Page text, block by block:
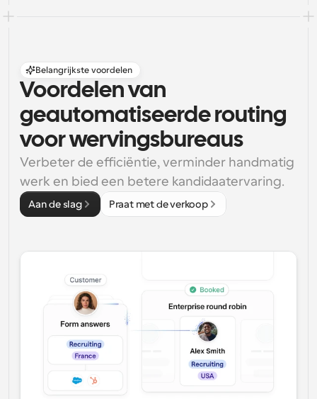
Belangrijkste voordelen
Voordelen van
geautomatiseerde routing
voor wervingsbureaus
Verbeter de efficiëntie, verminder handmatig
werk en bied een betere kandidaatervaring.
Aan de slag Praat met de verkoop